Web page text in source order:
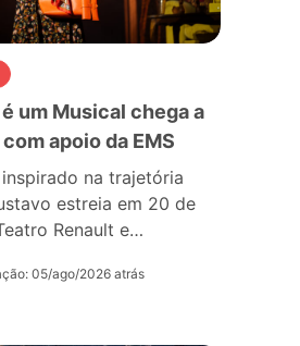
um Musical chega a
apoio da EMS
na trajetória
estreia em 20 de
Renault e…
05/ago/2026 atrás